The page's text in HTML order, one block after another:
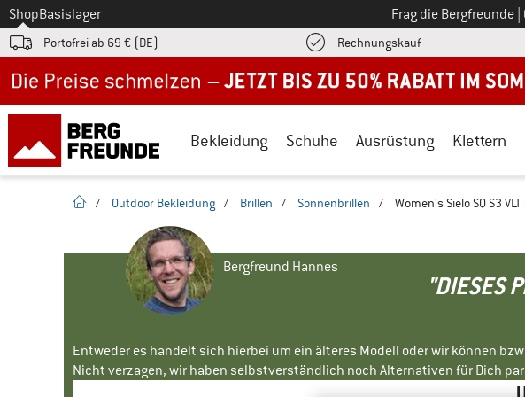
Zum
ShopBasislager Frag die Bergfreunde
Portofrei ab 69 € (DE) RechnungskaufFinde die
Bekleidung Schuhe Ausrüstung Klettern
Startseite
/ Outdoor Bekleidung / Brillen / Sonnenbrillen / Women's Sielo SQ S3
Bergfreund Hannes
"DIESES
Entweder es handelt sich hierbei um ein älteres Modell oder wir können
Nicht verzagen, wir haben selbstverständlich noch Alternativen für Dich